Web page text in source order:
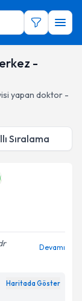
-
yapan doktor -
Sıralama
Devamı
Haritada Göster